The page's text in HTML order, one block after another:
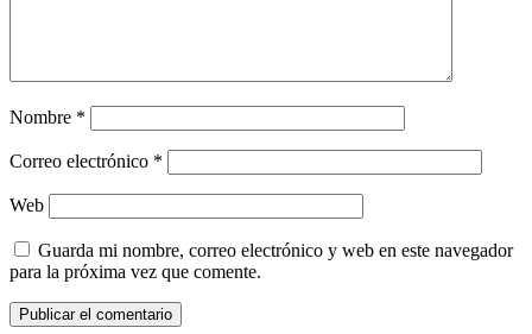
Nombre *
Correo electrónico *
Web
Guarda mi nombre, correo electrónico y web en este navegador
para la próxima vez que comente.